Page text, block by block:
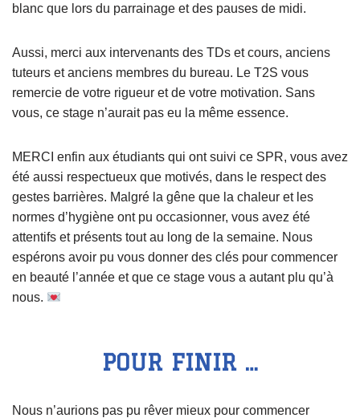
blanc que lors du parrainage et des pauses de midi.
Aussi, merci aux intervenants des TDs et cours, anciens
tuteurs et anciens membres du bureau. Le T2S vous
remercie de votre rigueur et de votre motivation. Sans
vous, ce stage n’aurait pas eu la même essence.
MERCI enfin aux étudiants qui ont suivi ce SPR, vous avez
été aussi respectueux que motivés, dans le respect des
gestes barrières. Malgré la gêne que la chaleur et les
normes d’hygiène ont pu occasionner, vous avez été
attentifs et présents tout au long de la semaine. Nous
espérons avoir pu vous donner des clés pour commencer
en beauté l’année et que ce stage vous a autant plu qu’à
nous.
POUR FINIR …
Nous n’aurions pas pu rêver mieux pour commencer